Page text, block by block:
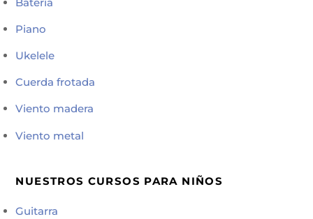
Piano
Ukelele
Cuerda frotada
Viento madera
Viento metal
NUESTROS CURSOS PARA NIÑOS
Guitarra